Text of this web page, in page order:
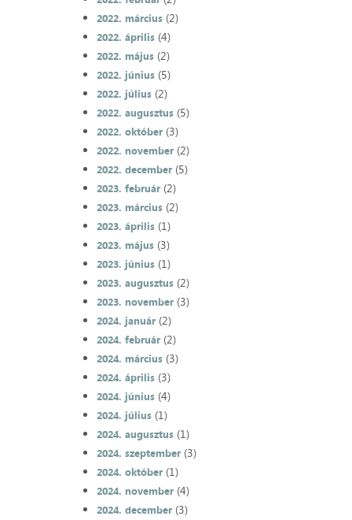
2022. március(2)
2022. április(4)
2022. május(2)
2022. június(5)
2022. július(2)
2022. augusztus(5)
2022. október(3)
2022. november(2)
2022. december(5)
2023. február(2)
2023. március(2)
2023. április(1)
2023. május(3)
2023. június(1)
2023. augusztus(2)
2023. november(3)
2024. január(2)
2024. február(2)
2024. március(3)
2024. április(3)
2024. június(4)
2024. július(1)
2024. augusztus(1)
2024. szeptember(3)
2024. október(1)
2024. november(4)
2024. december(3)